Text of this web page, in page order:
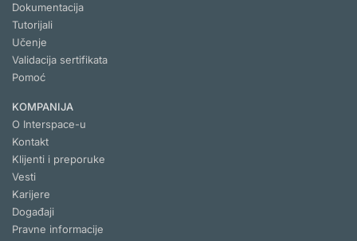
Dokumentacija
Tutorijali
Učenje
Validacija sertifikata
Pomoć
KOMPANIJA
O Interspace-u
Kontakt
Klijenti i preporuke
Vesti
Karijere
Događaji
Pravne informacije